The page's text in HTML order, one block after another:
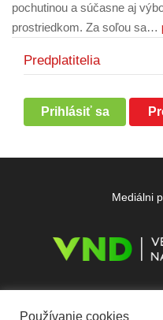
pochutinou a súčasne aj
prostriedkom. Za soľou sa…
Predplatitelia
Prihlásiť sa
Mediálni
Používanie cookies